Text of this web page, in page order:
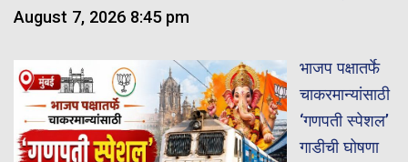
August 7, 2026 8:45 pm
भाजप पक्षातर्फे
चाकरमान्यांसाठी
‘गणपती स्पेशल’
गाडीची घोषणा